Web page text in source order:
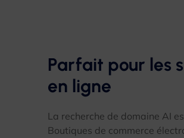
Parfait pour les
en ligne
La recherche de domaine AI
Boutiques de commerce